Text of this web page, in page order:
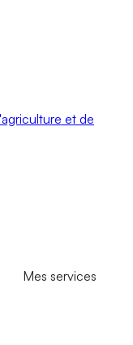
et de
Mes services